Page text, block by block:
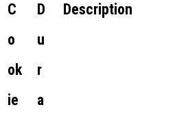
C
o
ok
ie
D
u
r
a
Description